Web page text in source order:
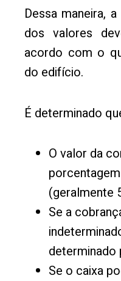
Dessa maneira,
dos valores
acordo com o
do edifício.
É determinado
O valor da
(geralmente
Se a
determinado
Se o caixa